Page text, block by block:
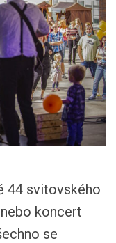
44 svitovského
koncert
se